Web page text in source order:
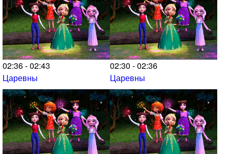
02:36 - 02:43
Царевны
02:30 - 02:36
Царевны